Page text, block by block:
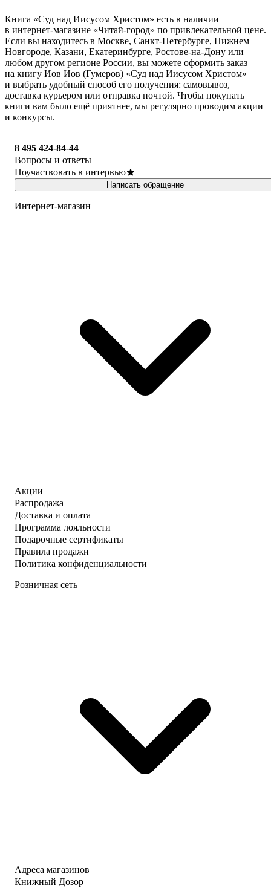
Книга «Суд над Иисусом Христом» есть в наличии
в интернет-магазине «Читай-город» по привлекательной цене.
Если вы находитесь в Москве, Санкт-Петербурге, Нижнем
Новгороде, Казани, Екатеринбурге, Ростове-на-Дону или
любом другом регионе России, вы можете оформить заказ
на книгу Иов Иов (Гумеров) «Суд над Иисусом Христом»
и выбрать удобный способ его получения: самовывоз,
доставка курьером или отправка почтой. Чтобы покупать
книги вам было ещё приятнее, мы регулярно проводим акции
и конкурсы.
8 495 424-84-44
Вопросы и ответы
Поучаствовать в интервью
Написать обращение
Интернет-магазин
Акции
Распродажа
Доставка и оплата
Программа лояльности
Подарочные сертификаты
Правила продажи
Политика конфиденциальности
Розничная сеть
Адреса магазинов
Книжный Дозор